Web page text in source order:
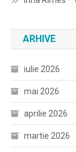
ARHIVE
iulie 2026
mai 2026
aprilie 2026
martie 2026